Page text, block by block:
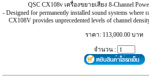
QSC CX108v เครื่องขยายเสียง 8-Channel
- Designed for permanently installed sound systems where
CX108V provides unprecedented levels of channel
ราคา: 113,000.00 บาท
จำนวน :